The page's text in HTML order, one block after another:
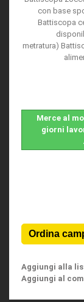
con base
Battiscopa
metratura)
Merce al
giorni
Aggiungi alla
Aggiungi al